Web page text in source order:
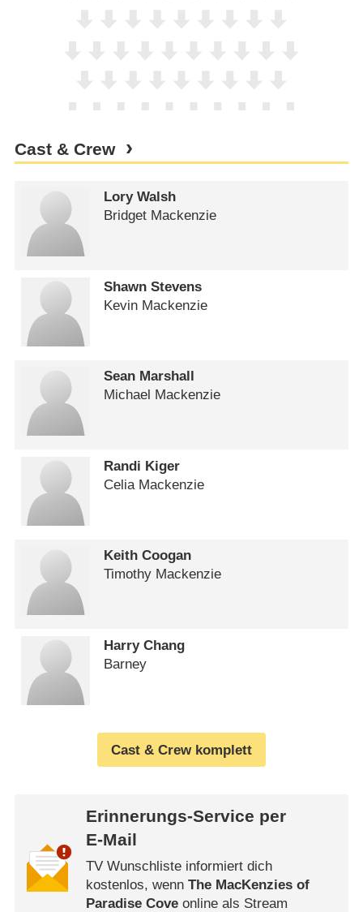
Cast & Crew
Lory Walsh
Bridget Mackenzie
Shawn Stevens
Kevin Mackenzie
Sean Marshall
Michael Mackenzie
Randi Kiger
Celia Mackenzie
Keith Coogan
Timothy Mackenzie
Harry Chang
Barney
Cast & Crew komplett
Erinnerungs-Service per
E-Mail
TV Wunschliste informiert dich
kostenlos, wenn The MacKenzies of
Paradise Coveonline als Stream